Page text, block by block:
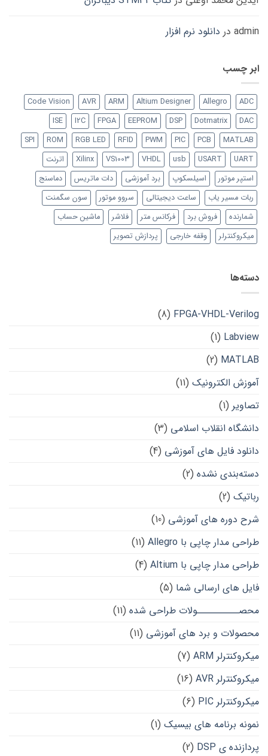
admin در دانلود نرم افزار
ابر چسب
ADC
Allegro
Altium Designer
ARM
AVR
Code Vision
DAC
Dotmatrix
DSP
EEPROM
FPGA
I2C
ISE
MATLAB
PCB
PIC
PWM
RFID
RGB LED
ROM
SPI
UART
USART
usb
VHDL
VS1003
Xilinx
اترنت
استپر موتور
اسیلسکوپ برد آموزشی دات ماتریس
دماسنج
ربات مسیر یاب
ساعت دیجیتالی سروو موتور
سون سگمنت
شمارنده
فروش برد فرکانس متر فلاشر
ماشین حساب
میکروکنترلر
وقفه خارجی پردازش تصویر
دسته‌ها
FPGA-VHDL-Verilog
(8)
Labview
(1)
MATLAB
(2)
آموزش الکترونیک (11)
تصاویر (1)
دانشگاه انقلاب اسلامی (3)
دانلود فایل های آموزشی (4)
دسته‌بندی نشده (2)
رباتیک (2)
شرح دوره های آموزشی (10)
طراحی مدار چاپی با Allegro
(11)
طراحی مدار چاپی با Altium
(4)
فایل های ارسالی شما (5)
محصــــــــــولات طراحی شده (11)
محصولات و برد های آموزشی (11)
میکروکنترلر ARM
(7)
میکروکنترلر AVR
(16)
میکروکنترلر PIC
(6)
نمونه برنامه های بیسیک (1)
پردازنده ی DSP
(2)